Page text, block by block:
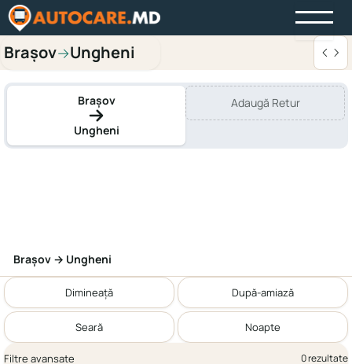
Brașov→Ungheni
Brașov
Ungheni
Adaugă Retur
Brașov → Ungheni
Dimineață După-amiază
Seară Noapte
Filtre avansate 0 rezultate